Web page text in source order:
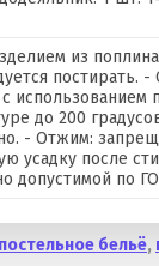
из
постирать.
с
до 200
- Отжим:
усадку после
допустимой по
постельное бельё,